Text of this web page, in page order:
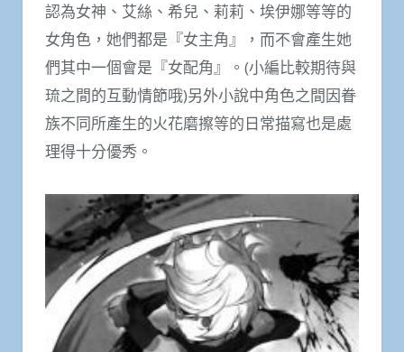
認為女神、艾絲、希兒、莉莉、埃伊娜等等的
女角色，她們都是『女主角』，而不會產生她
們其中一個會是『女配角』。(小編比較期待與
琉之間的互動情節哦)另外小說中角色之間因眷
族不同所產生的火花磨擦等的日常描寫也是處
理得十分優秀。